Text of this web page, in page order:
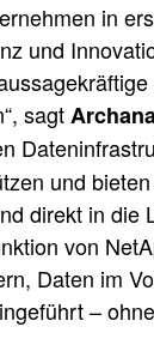
in
und
sagt
und
direkt in
von
Daten im
–